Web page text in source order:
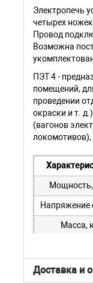
Электропечь
четырех
Провод
Возможна
ПЭТ 4 -
помещений,
проведении
окраски и т.
(вагонов
Напряжение
Масса,
Доставка и